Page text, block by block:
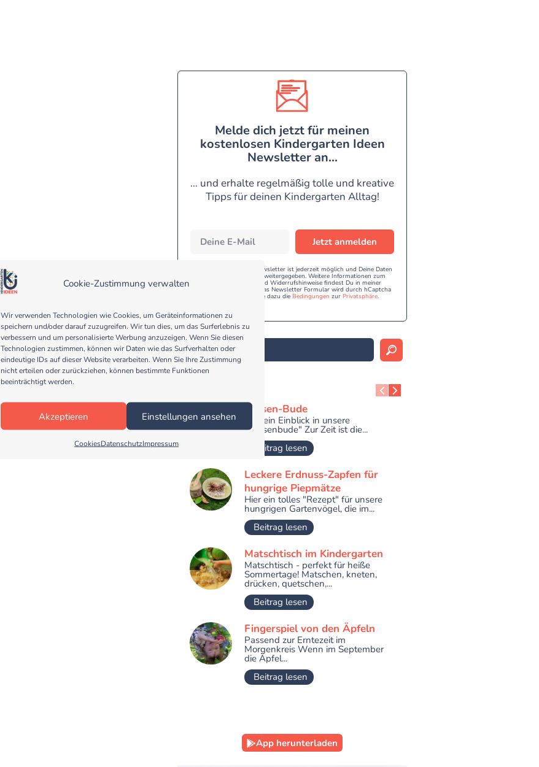
Cookie-Zustimmung verwalten
Wir verwenden Technologien wie Cookies, um Geräteinformationen zu
speichern und/oder darauf zuzugreifen. Wir tun dies, um das Surferlebnis zu
verbessern und um personalisierte Werbung anzuzeigen. Wenn Sie diesen
Technologien zustimmen, können wir Daten wie das Surfverhalten oder
eindeutige IDs auf dieser Website verarbeiten. Wenn Sie Ihre Zustimmung
nicht erteilen oder zurückziehen, können bestimmte Funktionen
beeinträchtigt werden.
Akzeptieren Einstellungen ansehen
CookiesDatenschutzImpressum
Melde dich jetzt für meinen
kostenlosen Kindergarten Ideen
Newsletter an...
… und erhalte regelmäßig tolle und kreative
Tipps für deinen Kindergarten Alltag!
Jetzt anmelden
Eine Abmeldung vom Newsletter ist jederzeit möglich und Deine Daten
werden nicht an Dritte weitergegeben. Weitere Informationen zum
Anmeldeverfahren und Widerrufshinweise findest Du in meiner
Datenschutzerklärung. Das Newsletter Formular wird durch hCaptcha
geschützt. Bitte lese dazu die Bedingungen zur Privatsphäre.
Meisen-Bude
Hier ein Einblick in unsere
"Meisenbude" Zur Zeit ist die...
Beitrag lesen
Leckere Erdnuss-Zapfen für
hungrige Piepmätze
Hier ein tolles "Rezept" für unsere
hungrigen Gartenvögel, die im...
Beitrag lesen
Matschtisch im Kindergarten
Matschtisch - perfekt für heiße
Sommertage! Matschen, kneten,
drücken, quetschen,...
Beitrag lesen
Fingerspiel von den Äpfeln
Passend zur Erntezeit im
Morgenkreis Wenn im September
die Äpfel...
Beitrag lesen
App herunterladen